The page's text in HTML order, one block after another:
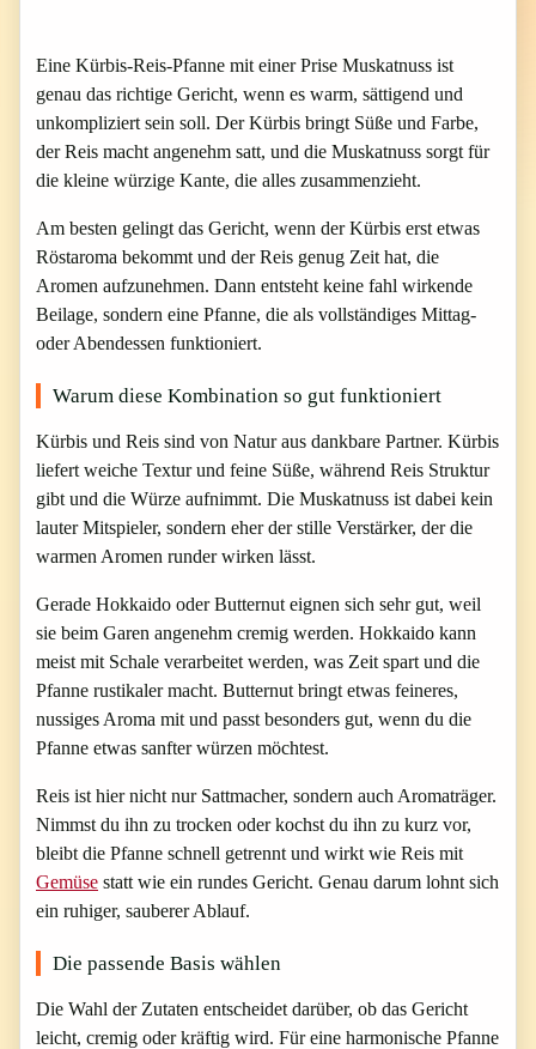
Eine Kürbis-Reis-Pfanne mit einer Prise Muskatnuss ist
genau das richtige Gericht, wenn es warm, sättigend und
unkompliziert sein soll. Der Kürbis bringt Süße und Farbe,
der Reis macht angenehm satt, und die Muskatnuss sorgt für
die kleine würzige Kante, die alles zusammenzieht.
Am besten gelingt das Gericht, wenn der Kürbis erst etwas
Röstaroma bekommt und der Reis genug Zeit hat, die
Aromen aufzunehmen. Dann entsteht keine fahl wirkende
Beilage, sondern eine Pfanne, die als vollständiges Mittag-
oder Abendessen funktioniert.
Warum diese Kombination so gut funktioniert
Kürbis und Reis sind von Natur aus dankbare Partner. Kürbis
liefert weiche Textur und feine Süße, während Reis Struktur
gibt und die Würze aufnimmt. Die Muskatnuss ist dabei kein
lauter Mitspieler, sondern eher der stille Verstärker, der die
warmen Aromen runder wirken lässt.
Gerade Hokkaido oder Butternut eignen sich sehr gut, weil
sie beim Garen angenehm cremig werden. Hokkaido kann
meist mit Schale verarbeitet werden, was Zeit spart und die
Pfanne rustikaler macht. Butternut bringt etwas feineres,
nussiges Aroma mit und passt besonders gut, wenn du die
Pfanne etwas sanfter würzen möchtest.
Reis ist hier nicht nur Sattmacher, sondern auch Aromaträger.
Nimmst du ihn zu trocken oder kochst du ihn zu kurz vor,
bleibt die Pfanne schnell getrennt und wirkt wie Reis mit
Gemüse statt wie ein rundes Gericht. Genau darum lohnt sich
ein ruhiger, sauberer Ablauf.
Die passende Basis wählen
Die Wahl der Zutaten entscheidet darüber, ob das Gericht
leicht, cremig oder kräftig wird. Für eine harmonische Pfanne